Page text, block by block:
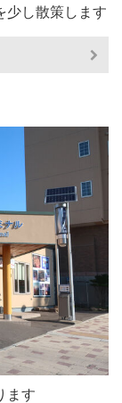
少し散策します
ます